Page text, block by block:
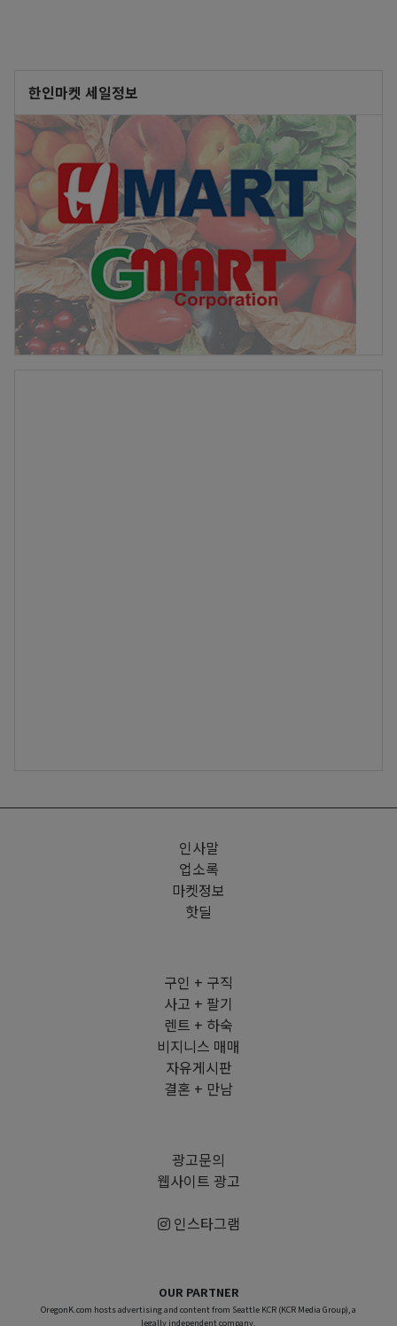
한인마켓 세일정보
인사말
업소록
마켓정보
핫딜
구인 + 구직
사고 + 팔기
렌트 + 하숙
비지니스 매매
자유게시판
결혼 + 만남
광고문의
웹사이트 광고
인스타그램
OUR PARTNER
OregonK.com hosts advertising and content from Seattle KCR (KCR Media Group), a
legally independent company.